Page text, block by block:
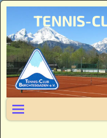
TENNIS-